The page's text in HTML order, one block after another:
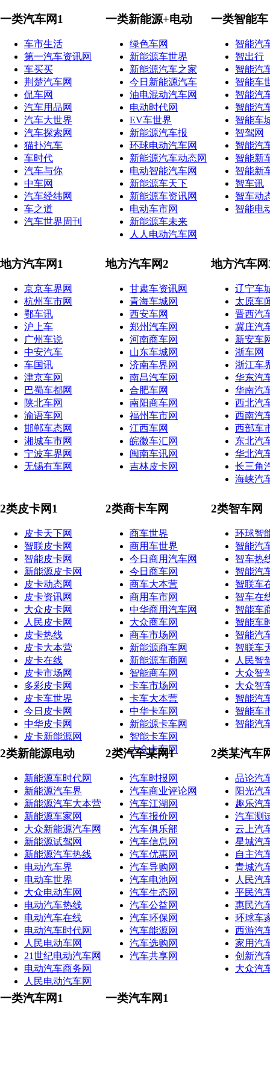
一类汽车网1
车市生活
第一汽车资讯网
车买买
荆楚汽车网
侃车网
汽车用品网
汽车大世界
汽车探索网
猫扑汽车
车时代
汽车与你
中车网
汽车经纬网
车之道
汽车世界周刊
一类新能源+电动
绿色车网
新能源车世界
新能源汽车之家
今日新能源汽车
油电混动汽车网
电动时代网
EV车世界
新能源汽车报
环球电动汽车网
新能源汽车动态网
电动智能汽车网
新能源车天下
新能源车资讯网
电动车市网
新能源车未来
人人电动汽车网
一类智能车
智能汽
智出行
智能汽
智能车
智能汽
智能汽
智能车
智驾网
智能汽
智能新
智能新
智车讯
智车动
智能电
地方汽车网1
京京车界网
杭州车市网
鄂车讯
沪上车
广州车说
中安汽车
车国讯
津京车网
巴蜀车都网
陕北车网
渝语车网
邯郸车态网
湘城车市网
宁波车界网
无锡有车网
地方汽车网2
甘肃车资讯网
青海车城网
西安车网
郑州汽车网
河南商车网
山东车城网
济南车界网
南昌汽车网
合肥车网
南阳商车网
福州车市网
江西车网
皖徽车汇网
闽南车讯网
吉林皮卡网
地方汽车网
辽宁车
太原车
晋西汽
冀庄汽
新安车
浙车网
浙江车
华东汽
华南汽
西北汽
西南汽
西部车
东北汽
华北汽
长三角
海峡汽
2类皮卡网1
皮卡天下网
智联皮卡网
智能皮卡网
新能源皮卡网
皮卡动态网
皮卡资讯网
大众皮卡网
人民皮卡网
皮卡热线
皮卡大本营
皮卡在线
皮卡市场网
多彩皮卡网
皮卡车世界
今日皮卡网
中华皮卡网
皮卡新能源网
2类商卡车网
商车世界
商用车世界
今日商用汽车网
今日商车网
商车大本营
商用车市网
中华商用汽车网
大众商车网
商车市场网
新能源商车网
新能源车商网
智能商车网
卡车市场网
卡车大本营
中华卡车网
新能源卡车网
智能卡车网
大众卡车网
2类智车网
环球智
智能汽
智车热
智能汽
智联车
智车在
智能车
智能车
智能汽
智联车
人民智
大众智
大众智
智能汽
智能车
智能汽
2类新能源电动
新能源车时代网
新能源汽车界
新能源汽车大本营
新能源车家网
大众新能源汽车网
新能源试驾网
新能源汽车热线
电动汽车界
电动车世界
大众电动车网
电动汽车热线
电动汽车在线
电动汽车时代网
人民电动车网
21世纪电动汽车网
电动汽车商务网
人民电动汽车网
2类汽车某网1
汽车时报网
汽车商业评论网
汽车江湖网
汽车报价网
汽车俱乐部
汽车信息网
汽车优惠网
汽车导购网
汽车电池网
汽车生态网
汽车公益网
汽车环保网
汽车能源网
汽车选购网
汽车共享网
2类某汽车
品论汽
阳光汽
趣乐汽
汽车测
云上汽
星城汽
自主汽
青城汽
人民汽
平民汽
惠民汽
环球车
西游汽
家用汽
创新汽
大众汽
一类汽车网1 一类汽车网1